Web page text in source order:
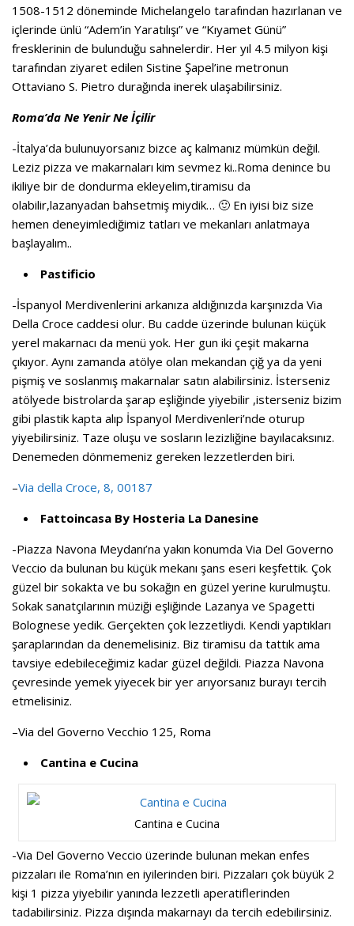
1508-1512 döneminde Michelangelo tarafından hazırlanan ve
içlerinde ünlü “Adem’in Yaratılışı” ve “Kıyamet Günü”
fresklerinin de bulunduğu sahnelerdir. Her yıl 4.5 milyon kişi
tarafından ziyaret edilen Sistine Şapel’ine metronun
Ottaviano S. Pietro durağında inerek ulaşabilirsiniz.
Roma’da Ne Yenir Ne İçilir
-İtalya’da bulunuyorsanız bizce aç kalmanız mümkün değil.
Leziz pizza ve makarnaları kim sevmez ki..Roma denince bu
ikiliye bir de dondurma ekleyelim,tiramisu da
olabilir,lazanyadan bahsetmiş miydik… 🙂 En iyisi biz size
hemen deneyimlediğimiz tatları ve mekanları anlatmaya
başlayalım..
Pastificio
-İspanyol Merdivenlerini arkanıza aldığınızda karşınızda Via
Della Croce caddesi olur. Bu cadde üzerinde bulunan küçük
yerel makarnacı da menü yok. Her gun iki çeşit makarna
çıkıyor. Aynı zamanda atölye olan mekandan çiğ ya da yeni
pişmiş ve soslanmış makarnalar satın alabilirsiniz. İsterseniz
atölyede bistrolarda şarap eşliğinde yiyebilir ,isterseniz bizim
gibi plastik kapta alıp İspanyol Merdivenleri’nde oturup
yiyebilirsiniz. Taze oluşu ve sosların lezizliğine bayılacaksınız.
Denemeden dönmemeniz gereken lezzetlerden biri.
–Via della Croce, 8, 00187
Fattoincasa By Hosteria La Danesine
-Piazza Navona Meydanı’na yakın konumda Via Del Governo
Veccio da bulunan bu küçük mekanı şans eseri keşfettik. Çok
güzel bir sokakta ve bu sokağın en güzel yerine kurulmuştu.
Sokak sanatçılarının müziği eşliğinde Lazanya ve Spagetti
Bolognese yedik. Gerçekten çok lezzetliydi. Kendi yaptıkları
şaraplarından da denemelisiniz. Biz tiramisu da tattık ama
tavsiye edebileceğimiz kadar güzel değildi. Piazza Navona
çevresinde yemek yiyecek bir yer arıyorsanız burayı tercih
etmelisiniz.
–Via del Governo Vecchio 125, Roma
Cantina e Cucina
Cantina e Cucina
-Via Del Governo Veccio üzerinde bulunan mekan enfes
pizzaları ile Roma’nın en iyilerinden biri. Pizzaları çok büyük 2
kişi 1 pizza yiyebilir yanında lezzetli aperatiflerinden
tadabilirsiniz. Pizza dışında makarnayı da tercih edebilirsiniz.